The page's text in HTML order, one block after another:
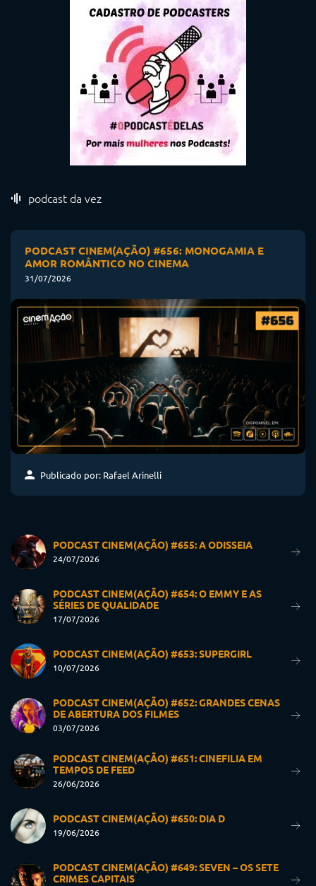
podcast da vez
PODCAST CINEM(AÇÃO) #656: MONOGAMIA E
AMOR ROMÂNTICO NO CINEMA
31/07/2026
Publicado por: Rafael Arinelli
PODCAST CINEM(AÇÃO) #655: A ODISSEIA
24/07/2026
PODCAST CINEM(AÇÃO) #654: O EMMY E AS
SÉRIES DE QUALIDADE
17/07/2026
PODCAST CINEM(AÇÃO) #653: SUPERGIRL
10/07/2026
PODCAST CINEM(AÇÃO) #652: GRANDES CENAS
DE ABERTURA DOS FILMES
03/07/2026
PODCAST CINEM(AÇÃO) #651: CINEFILIA EM
TEMPOS DE FEED
26/06/2026
PODCAST CINEM(AÇÃO) #650: DIA D
19/06/2026
PODCAST CINEM(AÇÃO) #649: SEVEN – OS SETE
CRIMES CAPITAIS